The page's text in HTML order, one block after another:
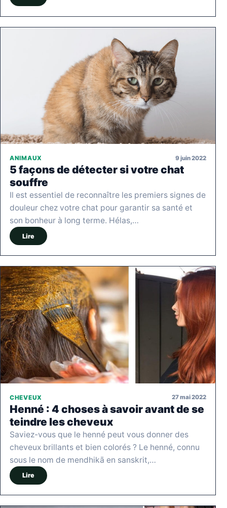
ANIMAUX 9 juin 2022
5 façons de détecter si votre chat
souffre
Il est essentiel de reconnaître les premiers signes de
douleur chez votre chat pour garantir sa santé et
son bonheur à long terme. Hélas,…
Lire
CHEVEUX 27 mai 2022
Henné : 4 choses à savoir avant de se
teindre les cheveux
Saviez-vous que le henné peut vous donner des
cheveux brillants et bien colorés ? Le henné, connu
sous le nom de mendhikā en sanskrit,…
Lire